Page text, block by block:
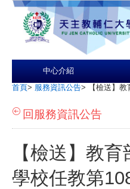
中心介紹
首頁> 服務資訊公告> 【檢送】
回服務資訊公告
【檢送】教
學校任教第